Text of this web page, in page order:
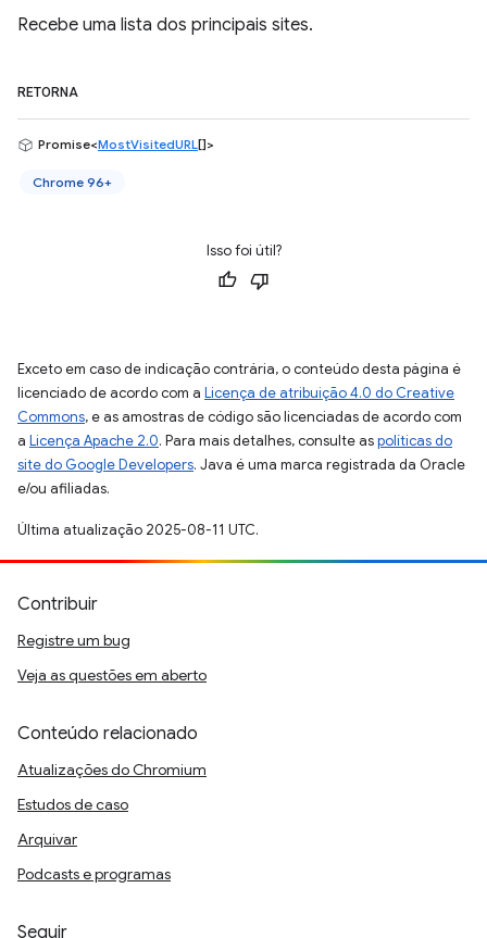
Recebe uma lista dos principais sites.
RETORNA
Promise<MostVisitedURL[]>
Chrome 96+
Isso foi útil?
Exceto em caso de indicação contrária, o conteúdo desta página é
licenciado de acordo com a Licença de atribuição 4.0 do Creative
Commons, e as amostras de código são licenciadas de acordo com
a Licença Apache 2.0. Para mais detalhes, consulte aspolíticas do
site do Google Developers. Java é uma marca registrada da Oracle
e/ou afiliadas.
Última atualização 2025-08-11 UTC.
Contribuir
Registre um bug
Veja as questões em aberto
Conteúdo relacionado
Atualizações do Chromium
Estudos de caso
Arquivar
Podcasts e programas
Seguir